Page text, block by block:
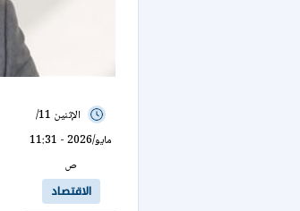
الإثنين 11/
مايو/2026 - 11:31
ص
الاقتصاد